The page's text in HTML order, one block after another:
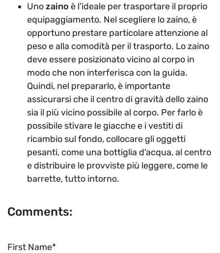
Unozaino è l'ideale per trasportare il proprio
equipaggiamento. Nel scegliere lo zaino, è
opportuno prestare particolare attenzione al
peso e alla comodità per il trasporto. Lo zaino
deve essere posizionato vicino al corpo in
modo che non interferisca con la guida.
Quindi, nel prepararlo, è importante
assicurarsi che il centro di gravità dello zaino
sia il più vicino possibile al corpo. Per farlo è
possibile stivare le giacche e i vestiti di
ricambio sul fondo, collocare gli oggetti
pesanti, come una bottiglia d'acqua, al centro
e distribuire le provviste più leggere, come le
barrette, tutto intorno.
Comments:
First Name*